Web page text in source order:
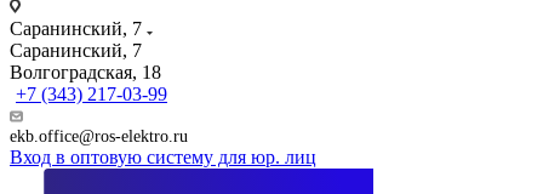
Саранинский, 7
Саранинский, 7
Волгоградская, 18
+7 (343) 217-03-99
ekb.office@ros-elektro.ru
Вход в оптовую систему для юр. лиц